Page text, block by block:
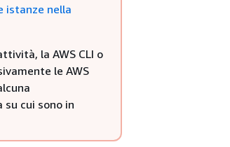
istanze nella
la AWS CLI o
le AWS
su cui sono in